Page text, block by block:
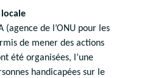
(agence de l’ONU pour les
de mener des actions
été organisées, l’une
handicapées sur le